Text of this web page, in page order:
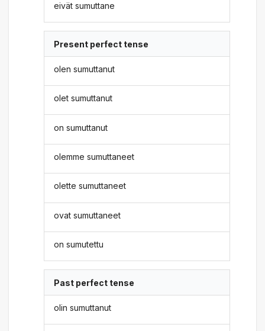
eivät sumuttane
Present perfect tense
olen sumuttanut
olet sumuttanut
on sumuttanut
olemme sumuttaneet
olette sumuttaneet
ovat sumuttaneet
on sumutettu
Past perfect tense
olin sumuttanut